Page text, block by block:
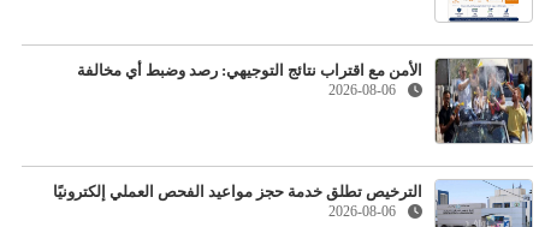
الأمن مع اقتراب نتائج التوجيهي: رصد وضبط أي مخالفة
2026-08-06
الترخيص تطلق خدمة حجز مواعيد الفحص العملي إلكترونيًا
2026-08-06